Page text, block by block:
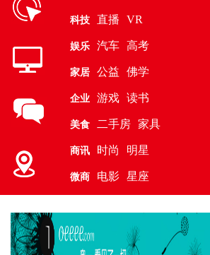
科技 直播 VR
娱乐 汽车 高考
家居 公益 佛学
企业 游戏 读书
美食 二手房 家具
商讯 时尚 明星
微商 电影 星座